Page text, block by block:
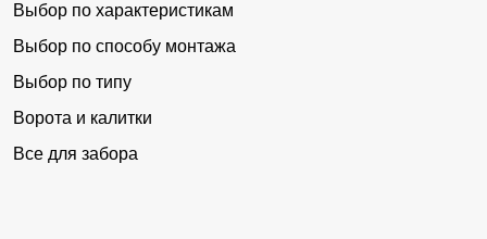
Выбор по характеристикам
Выбор по способу монтажа
Выбор по типу
Ворота и калитки
Все для забора